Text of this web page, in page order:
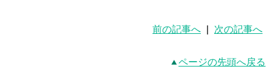
前の記事へ 次の記事へ
ページの先頭へ戻る